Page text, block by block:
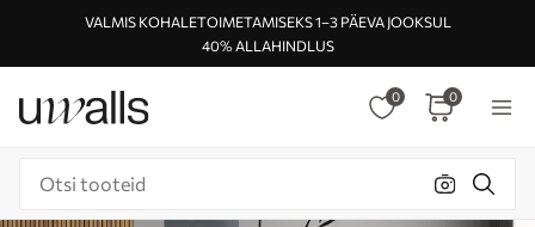
VALMIS KOHALETOIMETAMISEKS 1–3 PÄEVA JOOKSUL
40% ALLAHINDLUS
0 0